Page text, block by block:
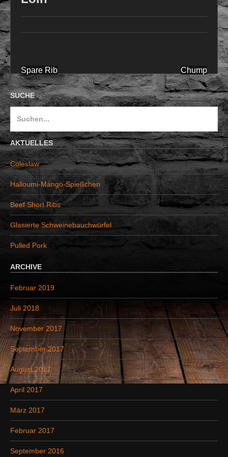
Beitragsnavigation
Spare Rib Chump
SUCHE
c
h
e
n
a
c
h
:
AKTUELLES
Coleslaw
Halloumi-Mango-Spießchen
Beef Short Ribs
Glasierte Schweinebauchwürfel
Pulled Pork
ARCHIVE
Februar 2019
Juli 2018
November 2017
September 2017
August 2017
April 2017
März 2017
Februar 2017
September 2016